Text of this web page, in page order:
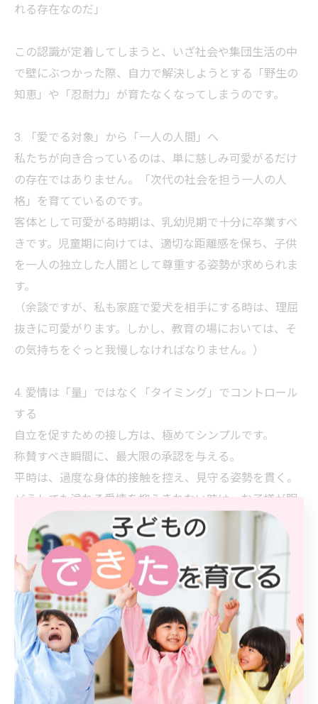
れる存在なのだ」
この認識が定着してしまうと、いざ社会や集団生活の中
で壁にぶつかった際、自力で解決しようとする「野生の
知恵」や「忍耐力」が育たなくなってしまうのです。
3. 「愛でる対象」から「一人の人間」へ
私たちが向き合っているのは、単に慈しみ可愛がるだけ
の存在ではありません。「次代の社会を担う一人の人
格」を育てているのです。
客体として可愛がる時期は、乳幼児期で十分に卒業すべ
きです。児童期に向けては、適切な距離感を保ち、子供
を一人の独立した人間として尊重する姿勢が求められま
す。
（余談ですが、私も家庭で愛犬を相手にする時は、理屈
抜きに可愛がります。しかし、教育の場においては、そ
の気持ちをぐっと我慢しなければなりません。）
4. 愛情は「量」ではなく「タイミング」でコントロール
する
自立を促すための接し方は、極めてシンプルです。
称賛すべき瞬間に、最大限の承認を与える。
平時は、過度な身体的接触を控え、見守る姿勢を貫く。
どうしても溢れる愛情を抑えきれない時は、お子様が眠
りについた後、その成長を願いながら静かに見守ってあ
げてください。
教育における愛情とは、単なる感情の流露ではなく、
「子供をどう自立させるか」という戦略的な眼差しでも
あります。
今日から、その一手が「自立を促すもの」か「依存を強
めるもの」か。少しだけ立ち止まって考えてみません
か。